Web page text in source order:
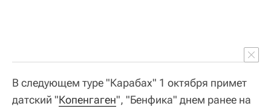
В следующем туре "Карабах" 1 октября примет
датский "Копенгаген", "Бенфика" днем ранее на